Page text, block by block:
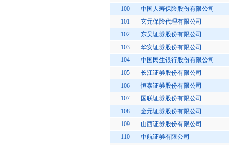
100
中国人寿保险股份有限公司
101
玄元保险代理有限公司
102
东吴证券股份有限公司
103
华安证券股份有限公司
104
中国民生银行股份有限公司
105
长江证券股份有限公司
106
恒泰证券股份有限公司
107
国联证券股份有限公司
108
金元证券股份有限公司
109
山西证券股份有限公司
110
中航证券有限公司